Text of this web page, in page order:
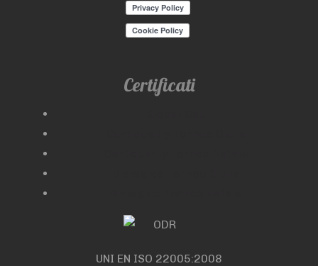
Certificati
UNI EN ISO 22005:2008